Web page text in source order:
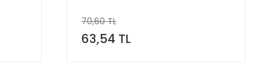
70,60 TL
63,54 TL